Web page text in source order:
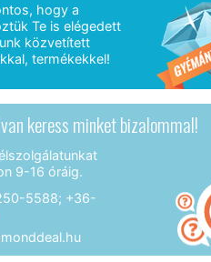
hogy a
Te is elégedett
közvetített
termékekkel!
keress minket bizalommal!
9-16 óráig.
5588; +36-